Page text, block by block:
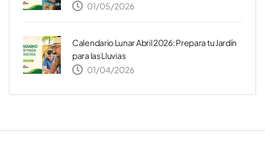
01/05/2026
Calendario Lunar Abril 2026: Prepara tu Jardín
para las Lluvias
01/04/2026